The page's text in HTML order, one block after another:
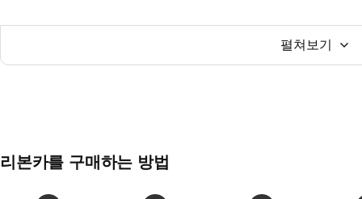
펼쳐보기
리본카를 구매하는 방법